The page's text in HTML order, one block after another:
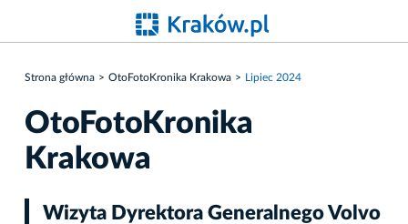
Strona główna OtoFotoKronika Krakowa Lipiec 2024
OtoFotoKronika
Krakowa
Wizyta Dyrektora Generalnego Volvo